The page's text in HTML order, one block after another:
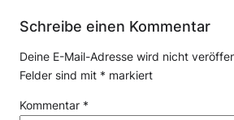
Schreibe einen Kommentar
Deine E-Mail-Adresse wird nicht
Felder sind mit * markiert
Kommentar *